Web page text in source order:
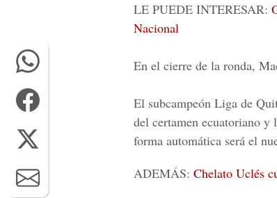
LE PUEDE INTERESAR:
Nacional
En el cierre de la ronda,
El subcampeón Liga de
del certamen ecuatoriano y
forma automática será el
ADEMÁS: Chelato Uclés